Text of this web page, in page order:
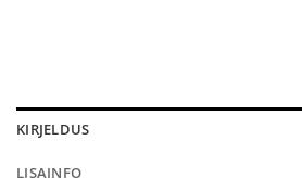
KIRJELDUS
LISAINFO